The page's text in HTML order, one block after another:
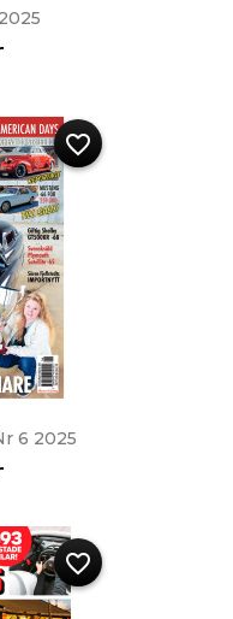
6 2025
favorite_border
favorite_border